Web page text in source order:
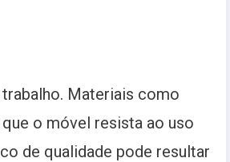
Materiais como
o móvel resista ao uso
de qualidade pode resultar